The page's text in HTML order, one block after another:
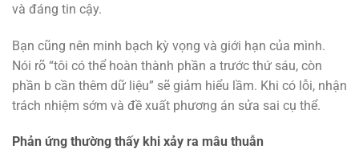
và đáng tin cậy.
Bạn cũng nên minh bạch kỳ vọng và giới hạn của mình.
Nói rõ “tôi có thể hoàn thành phần a trước thứ sáu, còn
phần b cần thêm dữ liệu” sẽ giảm hiểu lầm. Khi có lỗi, nhận
trách nhiệm sớm và đề xuất phương án sửa sai cụ thể.
Phản ứng thường thấy khi xảy ra mâu thuẫn